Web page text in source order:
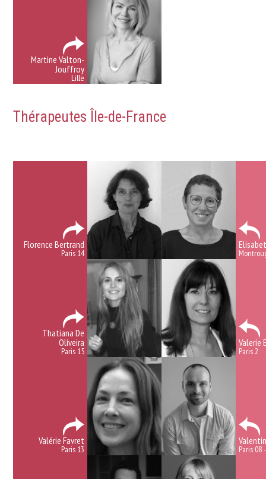
Martine Valton-
Jouffroy
Lille
Thérapeutes Île-de-France
Florence Bertrand
Paris 14
Thatiana De
Oliveira
Paris 15
Valerie
Paris 2
Valérie Favret
Paris 13 Paris 08